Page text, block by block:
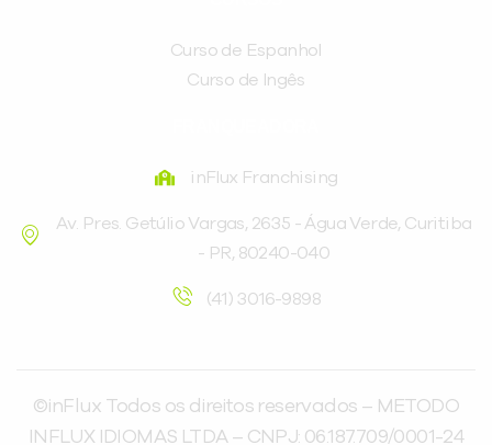
Curso de Espanhol
Curso de Ingês
inFlux Franchising
Av. Pres. Getúlio Vargas, 2635 - Água Verde, Curitiba
- PR, 80240-040
(41) 3016-9898
©inFlux Todos os direitos reservados – METODO
INFLUX IDIOMAS LTDA – CNPJ: 06.187.709/0001-24